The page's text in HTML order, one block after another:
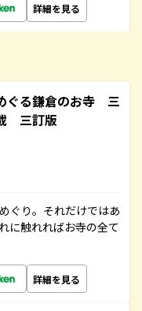
詳細を見る
ぐる鎌倉のお寺 三
三訂版
ぐり。それだけではあ
に触れればお寺の全て
詳細を見る